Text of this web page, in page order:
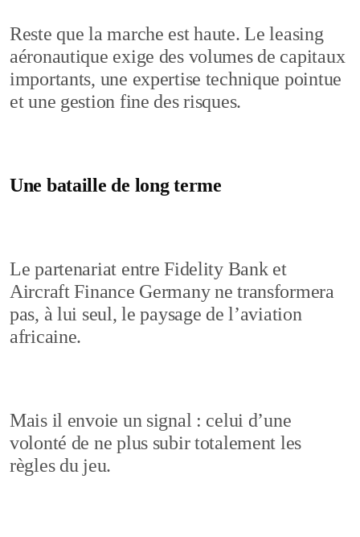
Reste que la marche est haute. Le leasing
aéronautique exige des volumes de capitaux
importants, une expertise technique pointue
et une gestion fine des risques.
Une bataille de long terme
Le partenariat entre Fidelity Bank et
Aircraft Finance Germany ne transformera
pas, à lui seul, le paysage de l’aviation
africaine.
Mais il envoie un signal : celui d’une
volonté de ne plus subir totalement les
règles du jeu.